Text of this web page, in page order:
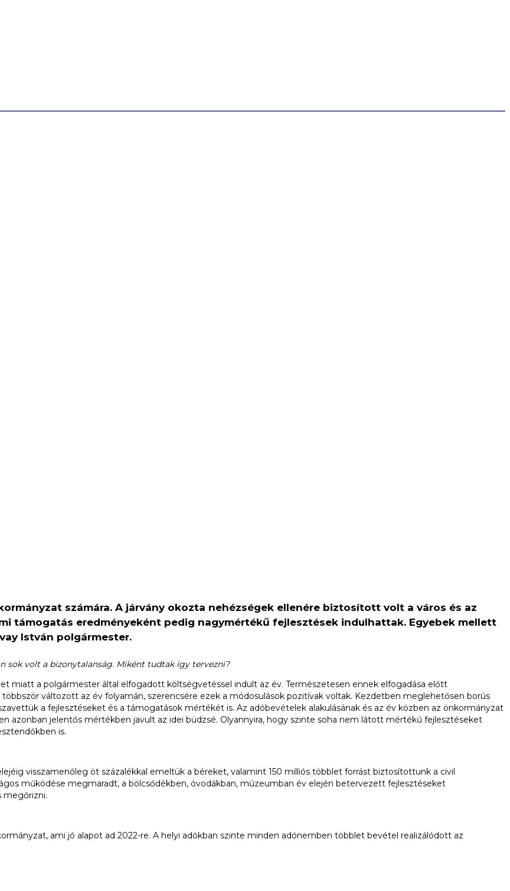
számára. A járvány okozta nehézségek ellenére biztosított volt a város és az
támogatás eredményeként pedig nagymértékű fejlesztések indulhattak. Egyebek mellett
István polgármester.
sok volt a bizonytalanság. Miként tudtak így tervezni?
miatt a polgármester által elfogadott költségvetéssel indult az év. Természetesen ennek elfogadása előtt
változott az év folyamán, szerencsére ezek a módosulások pozitívak voltak. Kezdetben meglehetősen borús
a fejlesztéseket és a támogatások mértékét is. Az adóbevételek alakulásának és az év közben az önkormányzat
azonban jelentős mértékben javult az idei büdzsé. Olyannyira, hogy szinte soha nem látott mértékű fejlesztéseket
is.
visszamenőleg öt százalékkal emeltük a béreket, valamint 150 milliós többlet forrást biztosítottunk a civil
működése megmaradt, a bölcsődékben, óvodákban, múzeumban év elején betervezett fejlesztéseket
megőrizni.
ami jó alapot ad 2022-re. A helyi adókban szinte minden adónemben többlet bevétel realizálódott az